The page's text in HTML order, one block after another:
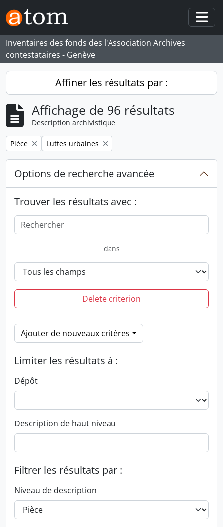
Skip to main content
Inventaires des fonds des l'Association Archives
contestataires - Genève
Affiner les résultats par :
Affichage de 96 résultats
Description archivistique
Remove filter:
Pièce Remove filter:
Luttes urbaines
Options de recherche avancée
Trouver les résultats avec :
dans
Delete criterion
Ajouter de nouveaux critères
Limiter les résultats à :
Dépôt
Description de haut niveau
Filtrer les résultats par :
Niveau de description